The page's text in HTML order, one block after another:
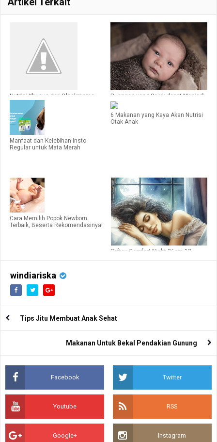
Nutrisi Khusus dari Blackmores
Sebagai Vitamin Ibu Menyusui yang
Optimal
Ruangan yang Sejuk dapat Menjadi
Cara Menghilangkan Biang Keringat
Pada Bayi
Manfaat dan Kelebihan Insto
Regular untuk Mata Merah
6 Makanan yang Kaya Akan Nutrisi
Otak Anak
Cara Memilih Popok Newborn
Terbaik, Beserta Rekomendasinya!
Softex Comfort Night 36cm 12
windiariska
Tips Jitu Membuat Anak Sehat
Makanan Untuk Bekal Pendakian Gunung
Facebook Twitter
Youtube RSS
Google+ Instagram